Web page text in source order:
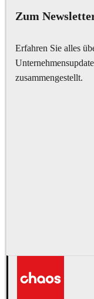
Zum
Erfahren Sie alles
zusammengestellt.